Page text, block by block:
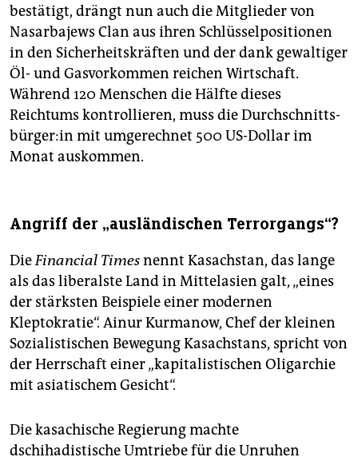
bestätigt, drängt nun auch die Mitglieder von
Nasarbajews Clan aus ihren Schlüsselpositionen
in den Sicherheitskräften und der dank gewaltiger
Öl- und Gasvorkommen reichen Wirtschaft.
Während 120 Menschen die Hälfte dieses
Reichtums kontrollieren, muss die Durch­schnitts­
bür­ge­r:in mit umgerechnet 500 US-Dollar im
Monat auskommen.
Angriff der „ausländischen Terrorgangs“?
DieFinancial Timesnennt Kasachstan, das lange
als das liberalste Land in Mittelasien galt, „eines
der stärksten Beispiele einer modernen
Kleptokratie“. Ainur Kurmanow, Chef der kleinen
Sozialistischen Bewegung Kasachstans, spricht von
der Herrschaft einer „kapitalistischen Oligarchie
mit asiatischem Gesicht“.
Die kasachische Regierung machte
dschihadistische Umtriebe für die Unruhen